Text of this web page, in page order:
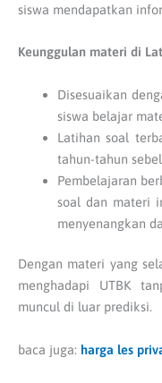
siswa mendapatkan
Keunggulan materi di
Disesuaikan
siswa belajar
Latihan soal
tahun-tahun
Pembelajaran
soal dan materi
menyenangkan
Dengan materi yang
menghadapi UTBK
muncul di luar prediksi.
baca juga: harga les